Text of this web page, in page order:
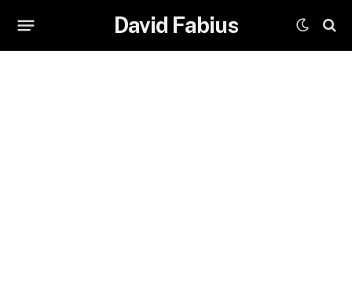
David Fabius